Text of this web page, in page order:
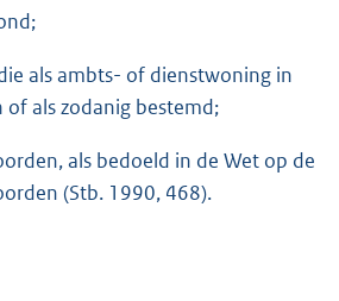
als ambts- of dienstwoning in
of als zodanig bestemd;
als bedoeld in de Wet op de
(Stb. 1990, 468).